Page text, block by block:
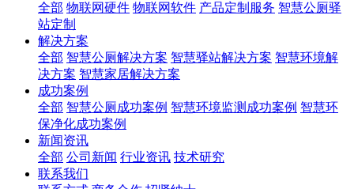
全部 物联网硬件 物联网软件 产品定制服务 智慧公厕驿
站定制
解决方案
全部 智慧公厕解决方案 智慧驿站解决方案 智慧环境解
决方案 智慧家居解决方案
成功案例
全部 智慧公厕成功案例 智慧环境监测成功案例 智慧环
保净化成功案例
新闻资讯
全部 公司新闻 行业资讯 技术研究
联系我们